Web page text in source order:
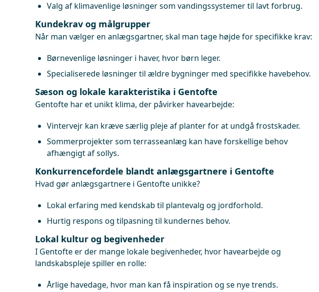
Valg af klimavenlige løsninger som vandingssystemer til lavt forbrug.
Kundekrav og målgrupper
Når man vælger en anlægsgartner, skal man tage højde for specifikke krav:
Børnevenlige løsninger i haver, hvor børn leger.
Specialiserede løsninger til ældre bygninger med specifikke havebehov.
Sæson og lokale karakteristika i Gentofte
Gentofte har et unikt klima, der påvirker havearbejde:
Vintervejr kan kræve særlig pleje af planter for at undgå frostskader.
Sommerprojekter som terrasseanlæg kan have forskellige behov
afhængigt af sollys.
Konkurrencefordele blandt anlægsgartnere i Gentofte
Hvad gør anlægsgartnere i Gentofte unikke?
Lokal erfaring med kendskab til plantevalg og jordforhold.
Hurtig respons og tilpasning til kundernes behov.
Lokal kultur og begivenheder
I Gentofte er der mange lokale begivenheder, hvor havearbejde og
landskabspleje spiller en rolle:
Årlige havedage, hvor man kan få inspiration og se nye trends.